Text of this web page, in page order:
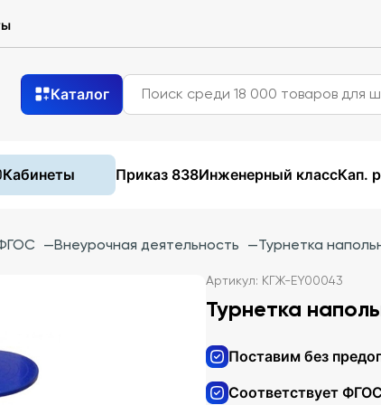
Каталог
Кабинеты Приказ 838Инженерный классКап.
—Внеурочная деятельность —Турнетка
Артикул: КГЖ-EY00043
Турнетка
Поставим без
Соответствует ФГОС